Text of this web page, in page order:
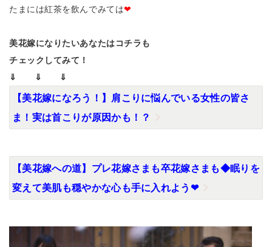
たまには紅茶を飲んでみては❤
美花嫁になりたいあなたはコチラも
チェックしてみて！
⇓ ⇓ ⇓
【美花嫁になろう！】肩こりに悩んでいる女性の皆さ
ま！実は首こりが原因かも！？
【美花嫁への道】プレ花嫁さまも卒花嫁さまも◆眠りを
変えて美肌も穏やかな心も手に入れよう❤